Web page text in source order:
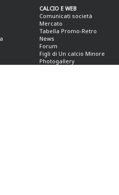
CALCIO E WEB
Comunicati società
Mercato
Tabella Promo-Retro
News
Forum
Figli di Un calcio Minore
Photogallery